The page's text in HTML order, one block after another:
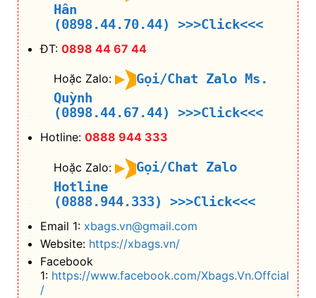
Hân
(0898.44.70.44)
>>>Click<<<
ĐT: 0898 44 67 44
Hoặc Zalo:
Gọi/Chat Zalo Ms.
Quỳnh
(0898.44.67.44)
>>>Click<<<
Hotline: 0888 944 333
Hoặc Zalo:
Gọi/Chat Zalo
Hotline
(0888.944.333)
>>>Click<<<
Email 1: xbags.vn@gmail.com
Website: https://xbags.vn/
Facebook
1: https://www.facebook.com/Xbags.Vn.Offcial
/